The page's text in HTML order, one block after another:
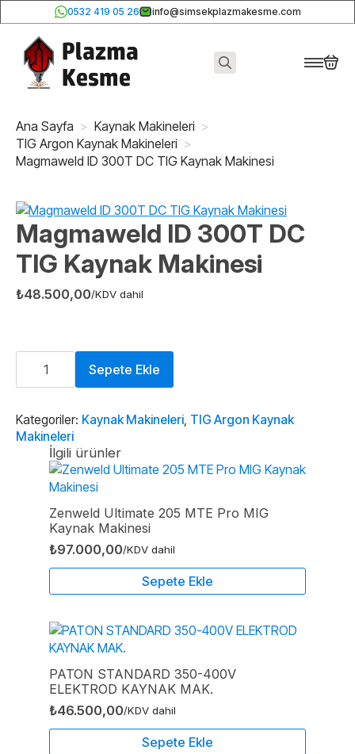
0532 419 05 26 info@simsekplazmakesme.com
Ana Sayfa
Kaynak Makineleri
TIG Argon Kaynak Makineleri
Magmaweld ID 300T DC TIG Kaynak Makinesi
Magmaweld ID 300T DC
TIG Kaynak Makinesi
₺48.500,00/KDV dahil
Magmaweld
300T
Kaynak
Makinesi
adet
Sepete Ekle
Kategoriler: Kaynak Makineleri, TIG Argon Kaynak
Makineleri
İlgili ürünler
Zenweld Ultimate 205 MTE Pro MIG
Kaynak Makinesi
₺97.000,00/KDV dahil
Sepete Ekle
PATON STANDARD 350-400V
ELEKTROD KAYNAK MAK.
₺46.500,00/KDV dahil
Sepete Ekle